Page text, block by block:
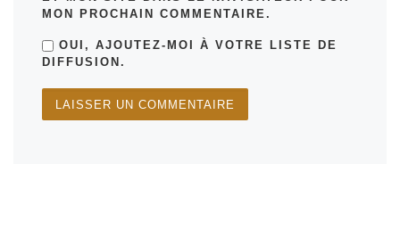
MON PROCHAIN COMMENTAIRE.
OUI, AJOUTEZ-MOI À VOTRE LISTE DE
DIFFUSION.